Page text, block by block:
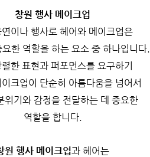
창원 행사 메이크업
이나 행사로 헤어와 메이크업은
한 역할을 하는 요소 중 하나입니다.
한 표현과 퍼포먼스를 요구하기
크업이 단순히 아름다움을 넘어서
위기와 감정을 전달하는 데 중요한
역할을 합니다.
원 행사 메이크업과 헤어는